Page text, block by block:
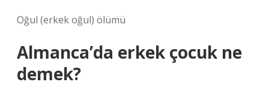
Oğul (erkek oğul) ölümü
Almanca’da erkek çocuk ne
demek?